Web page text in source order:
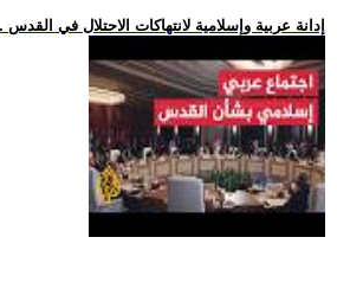
.. إدانة عربية وإسلامية لانتهاكات الاحتلال في القدس